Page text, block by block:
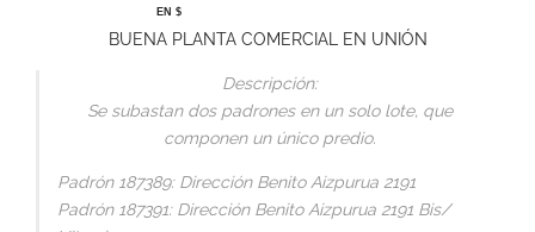
EN $
BUENA PLANTA COMERCIAL EN UNIÓN
Descripción:
Se subastan dos padrones en un solo lote, que
componen un único predio.
Padrón 187389: Dirección Benito Aizpurua 2191
Padrón 187391: Dirección Benito Aizpurua 2191 Bis/